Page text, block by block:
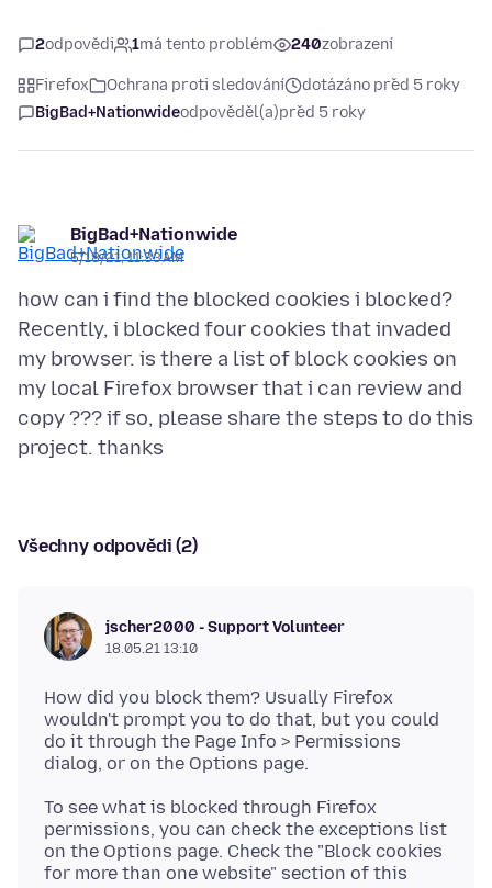
2odpovědi 1má tento problém 240zobrazení
Firefox Ochrana proti sledování
dotázáno před 5 roky
BigBad+Nationwideodpověděl(a)před 5 roky
BigBad+Nationwide
5/18/21, 11:33 AM
how can i find the blocked cookies i blocked?
Recently, i blocked four cookies that invaded
my browser. is there a list of block cookies on
my local Firefox browser that i can review and
copy ??? if so, please share the steps to do this
Všechny odpovědi (2)
jscher2000 - Support Volunteer
18.05.21 13:10
How did you block them? Usually Firefox
wouldn't prompt you to do that, but you could
do it through the Page Info > Permissions
To see what is blocked through Firefox
permissions, you can check the exceptions list
on the Options page. Check the "Block cookies
for more than one website" section of this